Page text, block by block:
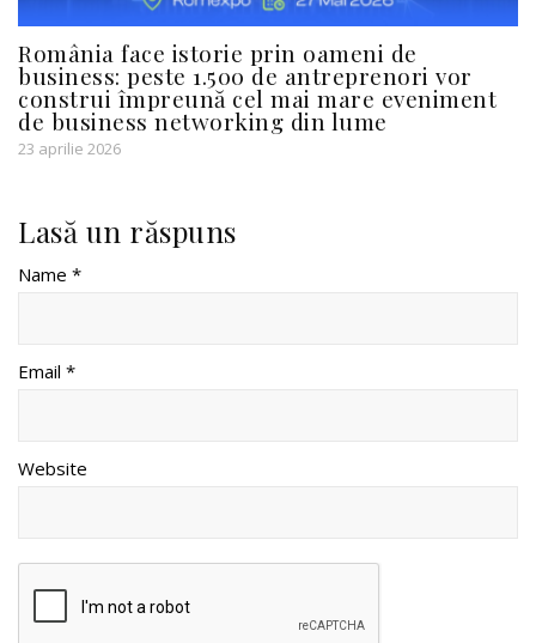
România face istorie prin oameni de
business: peste 1.500 de antreprenori vor
construi împreună cel mai mare eveniment
de business networking din lume
23 aprilie 2026
Lasă un răspuns
Name *
Email *
Website